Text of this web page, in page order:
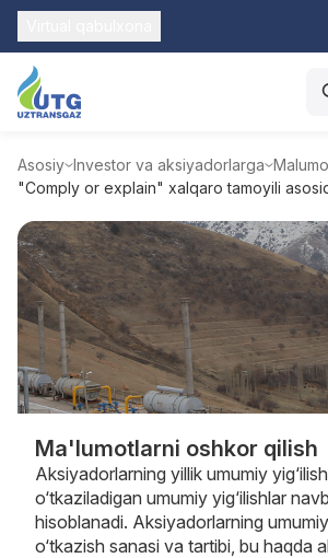
Asosiy Investor va aksiyadorlarga
"Comply or explain" xalqaro tamoyili
Ma'lumotlarni oshkor qilish
Aksiyadorlarning yillik umumiy
o‘tkaziladigan umumiy yig‘ilishlar
hisoblanadi. Aksiyadorlarning umumiy
o‘tkazish sanasi va tartibi, bu haqda